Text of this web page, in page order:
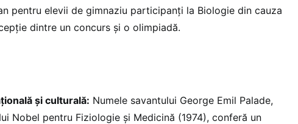
pentru elevii de gimnaziu participanți la Biologie din cauza
dintre un concurs şi o olimpiadă.
și culturală: Numele savantului George Emil Palade,
Nobel pentru Fiziologie şi Medicină (1974), conferă un